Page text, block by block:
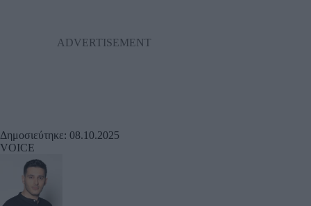
Δημοσιεύτηκε: 08.10.2025
VOICE